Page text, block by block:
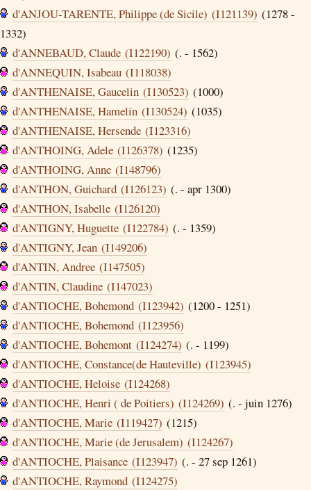
d'ANJOU-TARENTE, Philippe (de Sicile) (I121139) (1278 -
1332)
d'ANNEBAUD, Claude (I122190) (. - 1562)
d'ANNEQUIN, Isabeau (I118038)
d'ANTHENAISE, Gaucelin (I130523) (1000)
d'ANTHENAISE, Hamelin (I130524) (1035)
d'ANTHENAISE, Hersende (I123316)
d'ANTHOING, Adele (I126378) (1235)
d'ANTHOING, Anne (I148796)
d'ANTHON, Guichard (I126123) (. - apr 1300)
d'ANTHON, Isabelle (I126120)
d'ANTIGNY, Huguette (I122784) (. - 1359)
d'ANTIGNY, Jean (I149206)
d'ANTIN, Andree (I147505)
d'ANTIN, Claudine (I147023)
d'ANTIOCHE, Bohemond (I123942) (1200 - 1251)
d'ANTIOCHE, Bohemond (I123956)
d'ANTIOCHE, Bohemont (I124274) (. - 1199)
d'ANTIOCHE, Constance(de Hauteville) (I123945)
d'ANTIOCHE, Heloise (I124268)
d'ANTIOCHE, Henri ( de Poitiers) (I124269) (. - juin 1276)
d'ANTIOCHE, Marie (I119427) (1215)
d'ANTIOCHE, Marie (de Jerusalem) (I124267)
d'ANTIOCHE, Plaisance (I123947) (. - 27 sep 1261)
d'ANTIOCHE, Raymond (I124275)